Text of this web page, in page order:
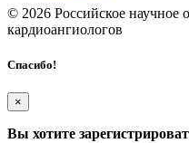
© 2026 Российское научное
кардиоангиологов
Спасибо!
×
Вы хотите